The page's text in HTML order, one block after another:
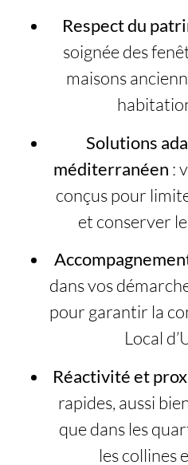
Respect du
soignée des
maisons
Solutions
méditerranéen :
conçus pour
et conserver
dans vos
pour garantir la
Local
Réactivité et
rapides, aussi
que dans les
les collines